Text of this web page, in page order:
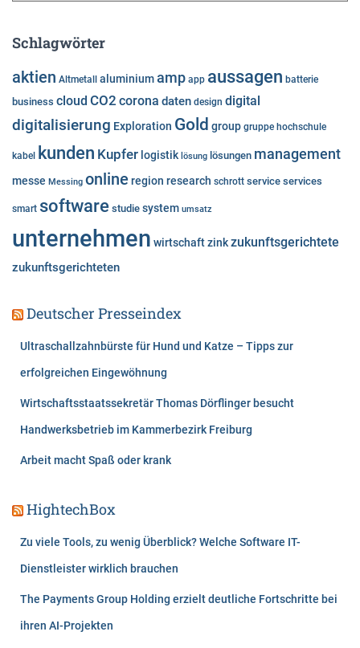
g
r
i
e
Schlagwörter
aktien Altmetall aluminiumamp app aussagen batterie
business cloud CO2 corona daten design digital
digitalisierung Exploration Gold group gruppe hochschule
kabel kunden Kupfer logistik lösung lösungen management
messe Messing online region research schrott service services
smart software studie system umsatz
unternehmen wirtschaftzinkzukunftsgerichtete
zukunftsgerichteten
Deutscher Presseindex
Ultraschallzahnbürste für Hund und Katze – Tipps zur
erfolgreichen Eingewöhnung
Wirtschaftsstaatssekretär Thomas Dörflinger besucht
Handwerksbetrieb im Kammerbezirk Freiburg
Arbeit macht Spaß oder krank
HightechBox
Zu viele Tools, zu wenig Überblick? Welche Software IT-
Dienstleister wirklich brauchen
The Payments Group Holding erzielt deutliche Fortschritte bei
ihren AI-Projekten